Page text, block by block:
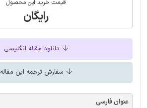
قیمت خرید این محصول
رایگان
دانلود مقاله انگلیسی
سفارش ترجمه این مقاله
عنوان فارسی